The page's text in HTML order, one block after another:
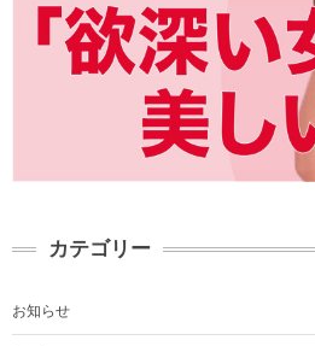
カテゴリー
お知らせ